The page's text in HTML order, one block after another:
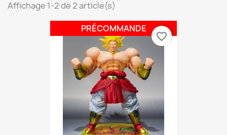
Affichage 1-2 de 2 article(s)
PRÉCOMMANDE
favorite_border